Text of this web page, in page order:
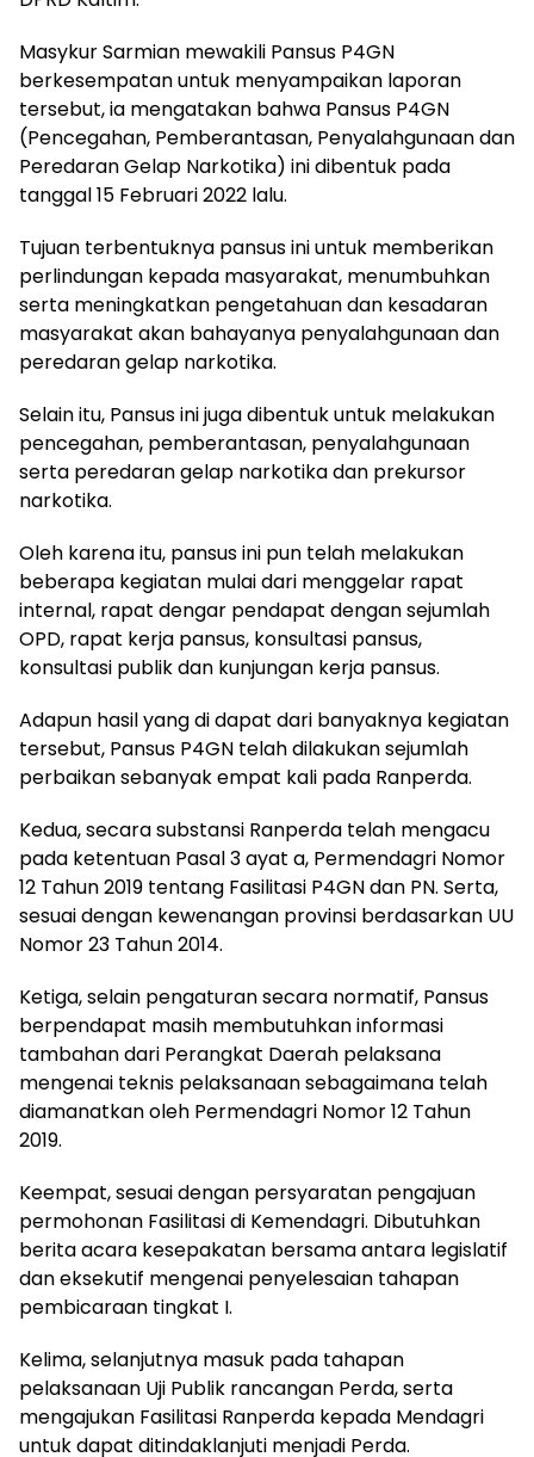
Masykur Sarmian mewakili Pansus P4GN
berkesempatan untuk menyampaikan laporan
tersebut, ia mengatakan bahwa Pansus P4GN
(Pencegahan, Pemberantasan, Penyalahgunaan dan
Peredaran Gelap Narkotika) ini dibentuk pada
tanggal 15 Februari 2022 lalu.
Tujuan terbentuknya pansus ini untuk memberikan
perlindungan kepada masyarakat, menumbuhkan
serta meningkatkan pengetahuan dan kesadaran
masyarakat akan bahayanya penyalahgunaan dan
peredaran gelap narkotika.
Selain itu, Pansus ini juga dibentuk untuk melakukan
pencegahan, pemberantasan, penyalahgunaan
serta peredaran gelap narkotika dan prekursor
narkotika.
Oleh karena itu, pansus ini pun telah melakukan
beberapa kegiatan mulai dari menggelar rapat
internal, rapat dengar pendapat dengan sejumlah
OPD, rapat kerja pansus, konsultasi pansus,
konsultasi publik dan kunjungan kerja pansus.
Adapun hasil yang di dapat dari banyaknya kegiatan
tersebut, Pansus P4GN telah dilakukan sejumlah
perbaikan sebanyak empat kali pada Ranperda.
Kedua, secara substansi Ranperda telah mengacu
pada ketentuan Pasal 3 ayat a, Permendagri Nomor
12 Tahun 2019 tentang Fasilitasi P4GN dan PN. Serta,
sesuai dengan kewenangan provinsi berdasarkan UU
Nomor 23 Tahun 2014.
Ketiga, selain pengaturan secara normatif, Pansus
berpendapat masih membutuhkan informasi
tambahan dari Perangkat Daerah pelaksana
mengenai teknis pelaksanaan sebagaimana telah
diamanatkan oleh Permendagri Nomor 12 Tahun
2019.
Keempat, sesuai dengan persyaratan pengajuan
permohonan Fasilitasi di Kemendagri. Dibutuhkan
berita acara kesepakatan bersama antara legislatif
dan eksekutif mengenai penyelesaian tahapan
pembicaraan tingkat I.
Kelima, selanjutnya masuk pada tahapan
pelaksanaan Uji Publik rancangan Perda, serta
mengajukan Fasilitasi Ranperda kepada Mendagri
untuk dapat ditindaklanjuti menjadi Perda.